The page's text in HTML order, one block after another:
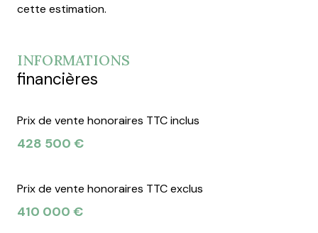
cette estimation.
INFORMATIONS
financières
Prix de vente honoraires TTC inclus
428 500 €
Prix de vente honoraires TTC exclus
410 000 €